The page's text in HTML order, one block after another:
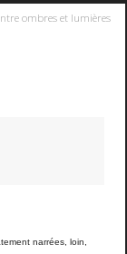
ombres et lumières
narrées, loin,